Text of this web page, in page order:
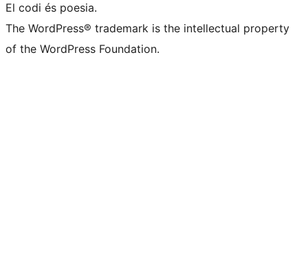
El codi és poesia.
The WordPress® trademark is the intellectual property
of the WordPress Foundation.